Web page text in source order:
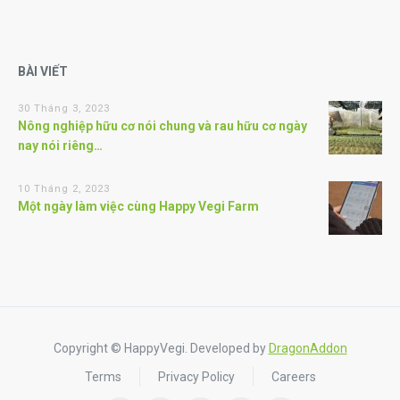
BÀI VIẾT
30 Tháng 3, 2023
Nông nghiệp hữu cơ nói chung và rau hữu cơ ngày
nay nói riêng…
10 Tháng 2, 2023
Một ngày làm việc cùng Happy Vegi Farm
Copyright © HappyVegi. Developed by DragonAddon
Terms
Privacy Policy Careers